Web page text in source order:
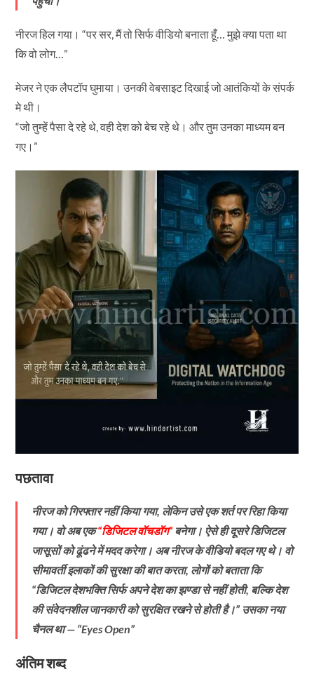
नीरज हिल गया। “पर सर, मैं तो सिर्फ वीडियो बनाता हूँ… मुझे क्या पता था
कि वो लोग…”
मेजर ने एक लैपटॉप घुमाया। उनकी वेबसाइट दिखाई जो आतंकियों के संपर्क
मे थी।
“जो तुम्हें पैसा दे रहे थे, वही देश को बेच रहे थे। और तुम उनका माध्यम बन
गए।”
पछतावा
नीरज को गिरफ्तार नहीं किया गया, लेकिन उसे एक शर्त पर रिहा किया
गया। वो अब एक“डिजिटल वॉचडॉग” बनेगा। ऐसे ही दूसरे डिजिटल
जासूसों को ढूंढने में मदद करेगा। अब नीरज के वीडियो बदल गए थे। वो
सीमावर्ती इलाकों की सुरक्षा की बात करता, लोगों को बताता कि
“डिजिटल देशभक्ति सिर्फ अपने देश का झण्डा से नहीं होती, बल्कि देश
की संवेदनशील जानकारी को सुरक्षित रखने से होती है।” उसका नया
चैनल था — “Eyes Open”
अंतिम शब्द